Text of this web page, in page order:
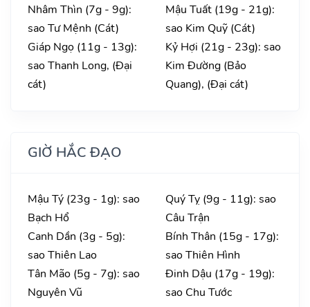
Nhâm Thìn (7g - 9g):
sao Tư Mệnh (Cát)
Giáp Ngọ (11g - 13g):
sao Thanh Long, (Đại
cát)
Mậu Tuất (19g - 21g):
sao Kim Quỹ (Cát)
Kỷ Hợi (21g - 23g): sao
Kim Đường (Bảo
Quang), (Đại cát)
GIỜ HẮC ĐẠO
Mậu Tý (23g - 1g): sao
Bạch Hổ
Canh Dần (3g - 5g):
sao Thiên Lao
Tân Mão (5g - 7g): sao
Nguyên Vũ
Quý Tỵ (9g - 11g): sao
Câu Trận
Bính Thân (15g - 17g):
sao Thiên Hình
Đinh Dậu (17g - 19g):
sao Chu Tước